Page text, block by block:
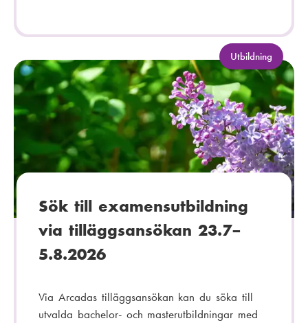
Sök till examensutbildning
via tilläggsansökan 23.7–
5.8.2026
Via Arcadas tilläggsansökan kan du söka till
utvalda bachelor- och masterutbildningar med
K
a
t
e
g
o
r
i
Utbildning